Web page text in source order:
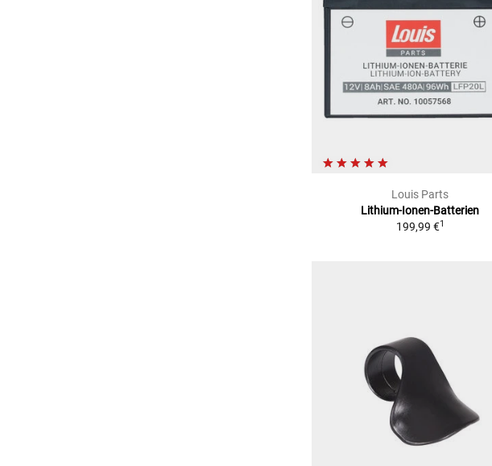
Louis Parts
Lithium-Ionen-Batterien
199,99 €1